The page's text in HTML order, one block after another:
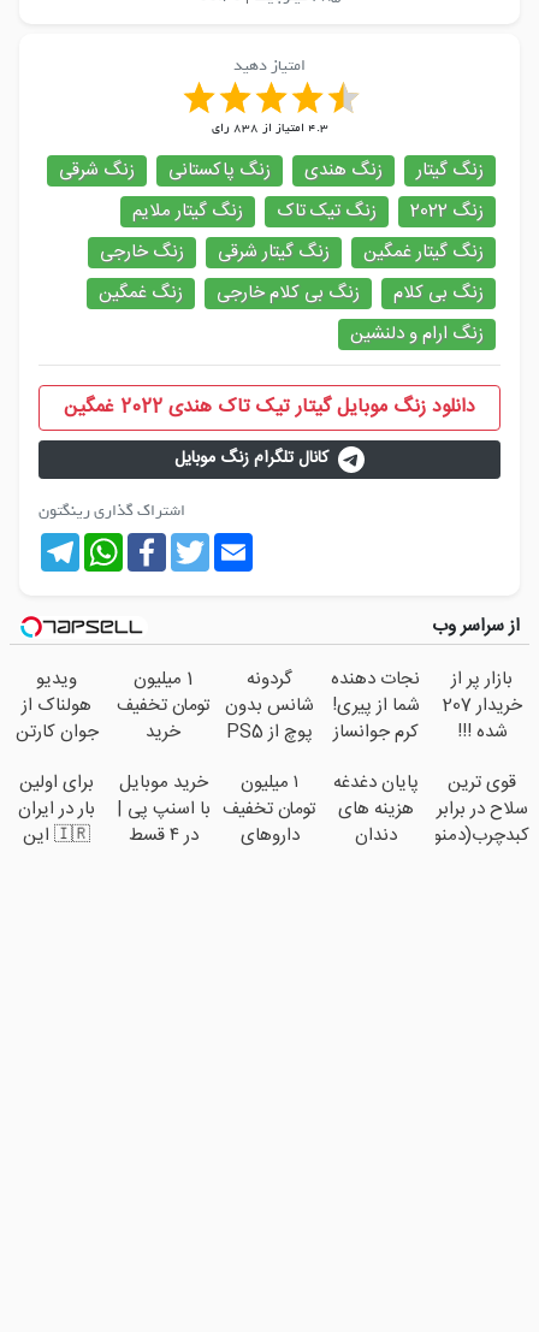
امتیاز دهید
4.3 امتیاز از 838رای
زنگ گیتار زنگ هندی زنگ پاکستانی
زنگ شرقی
زنگ 2022
زنگ تیک تاک
زنگ گیتار ملایم
زنگ گیتار غمگین
زنگ گیتار شرقی
زنگ خارجی
زنگ بی کلام
زنگ بی کلام خارجی
زنگ غمگین
زنگ ارام و دلنشین
دانلود زنگ موبایل گیتار تیک تاک هندی 2022 غمگین
کانال تلگرام زنگ موبایل
اشتراک گذاری رینگتون
Telegram
WhatsAppFacebookTwitterEmail
از سراسر وب
بازار پر از
خریدار 207
شده !!!
اینجا به
راحتی
بفروش
نجات دهنده
شما از پیری!
کرم جوانساز
گردونه
شانس بدون
پوچ از PS5
بیت کوین
🔥
1 میلیون
تومان تخفیف
خرید
لاغری با
ارسال از
داروخانه و
ویدیو
هولناک از
جوان کارتن
میلیاردر شد.
آموزش
رایگان
قوی ترین
سلاح در برابر
کبدچرب(دمنوش
پایان دغدغه
هزینه های
دندان
۱ میلیون
تومان تخفیف
داروهای
خرید موبایل
با اسنپ پی |
در ۴ قسط
برای اولین
بار در ایران
🇮🇷 این